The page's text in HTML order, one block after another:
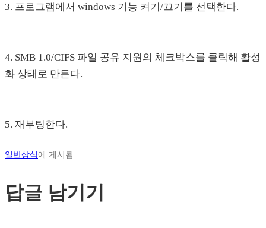
3. 프로그램에서 windows 기능 켜기/끄기를 선택한다.
4. SMB 1.0/CIFS 파일 공유 지원의 체크박스를 클릭해 활성
화 상태로 만든다.
5. 재부팅한다.
일반상식에 게시됨
답글 남기기